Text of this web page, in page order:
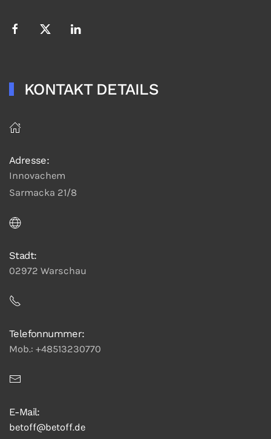
KONTAKT DETAILS
Adresse:
Innovachem
Sarmacka 21/8
Stadt:
02972 Warschau
Telefonnummer:
Mob.: +48513230770
E-Mail:
betoff@betoff.de